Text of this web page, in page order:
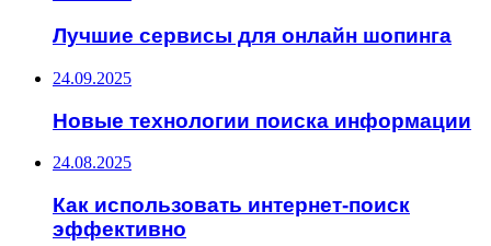
Лучшие сервисы для онлайн шопинга
24.09.2025
Новые технологии поиска информации
24.08.2025
Как использовать интернет-поиск
эффективно